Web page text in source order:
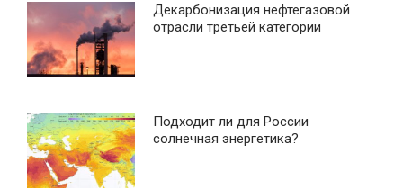
Декарбонизация нефтегазовой
отрасли третьей категории
Подходит ли для России
солнечная энергетика?